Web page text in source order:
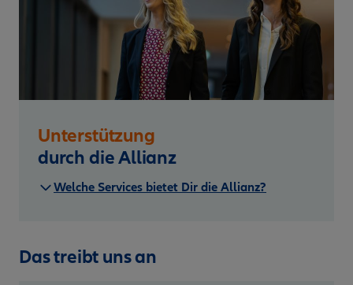
Unterstützung
durch die Allianz
Welche Services bietet Dir die Allianz?
Das treibt uns an